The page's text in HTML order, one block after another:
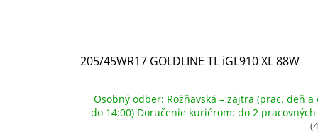
205/45WR17 GOLDLINE TL iGL910 XL 88W
Osobný odber: Rožňavská – zajtra (prac. deň a
do 14:00) Doručenie kuriérom: do 2